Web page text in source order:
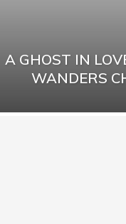
A GHOST IN
WANDERS